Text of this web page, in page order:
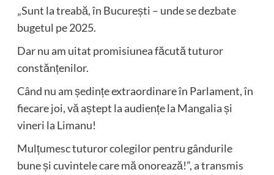
„Sunt la treabă, în București – unde se dezbate
bugetul pe 2025.
Dar nu am uitat promisiunea făcută tuturor
constănțenilor.
Când nu am ședințe extraordinare în Parlament, în
fiecare joi, vă aștept la audiențe la Mangalia și
vineri la Limanu!
Mulțumesc tuturor colegilor pentru gândurile
bune și cuvintele care mă onorează!”, a transmis